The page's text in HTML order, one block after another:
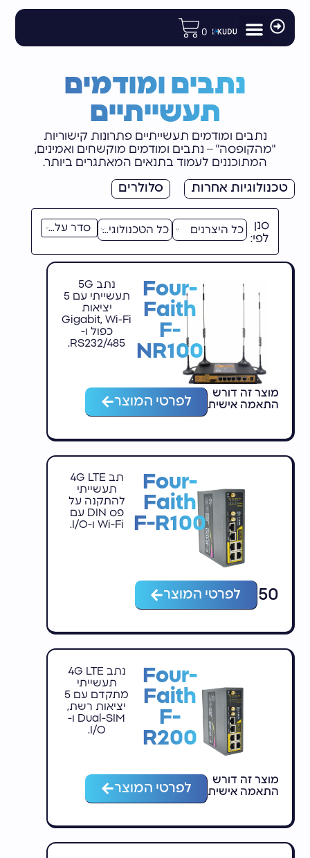
לתוכן
0
נתבים ומודמים
תעשייתיים
נתבים ומודמים תעשייתיים פתרונות קישוריות
"מהקופסה" – נתבים ומודמים מוקשחים ואמינים,
המתוכננים לעמוד בתנאים המאתגרים ביותר.
טכנולוגיות אחרות סלולרים
סנן
לפי:
Four-
Faith
F-
NR100
נתב 5G
תעשייתי עם 5
יציאות
Gigabit, Wi-Fi
כפול ו-
RS232/485.
מוצר זה דורש
התאמה אישית
לפרטי המוצר
Four-
Faith
F-R100
תב 4G LTE
תעשייתי
להתקנה על
פס DIN עם
Wi-Fi ו-I/O.
₪ 1,150 לפרטי המוצר
Four-
Faith
F-
R200
נתב 4G LTE
תעשייתי
מתקדם עם 5
יציאות רשת,
Dual-SIM ו-
I/O.
מוצר זה דורש
התאמה אישית
לפרטי המוצר